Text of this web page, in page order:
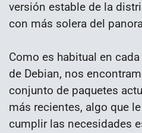
versión estable de la
con más solera del
Como es habitual en
de Debian, nos
conjunto de paquetes
más recientes, algo que
cumplir las necesidades